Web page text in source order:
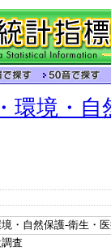
環境・自
・自然保護-衛生・
査